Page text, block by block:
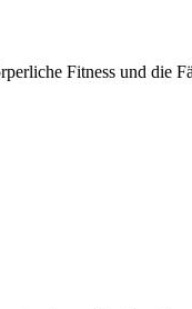
Fitness und die